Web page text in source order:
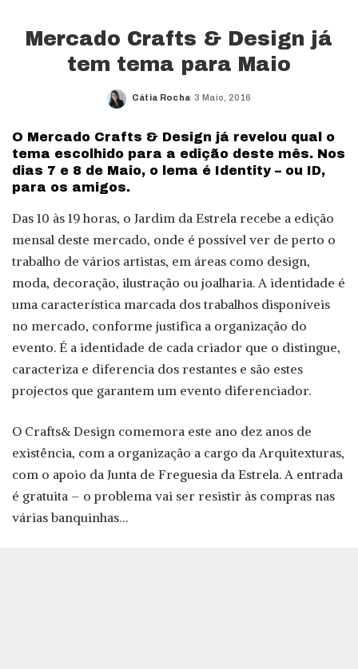
Mercado Crafts & Design já
tem tema para Maio
Posted
Cátia Rocha 3 Maio, 2016
O Mercado Crafts & Design já revelou qual o
tema escolhido para a edição deste mês. Nos
dias 7 e 8 de Maio, o lema é Identity – ou ID,
para os amigos.
Das 10 às 19 horas, o Jardim da Estrela recebe a edição
mensal deste mercado, onde é possível ver de perto o
trabalho de vários artistas, em áreas como design,
moda, decoração, ilustração ou joalharia. A identidade é
uma característica marcada dos trabalhos disponíveis
no mercado, conforme justifica a organização do
evento. É a identidade de cada criador que o distingue,
caracteriza e diferencia dos restantes e são estes
projectos que garantem um evento diferenciador.
O Crafts& Design comemora este ano dez anos de
existência, com a organização a cargo da Arquitexturas,
com o apoio da Junta de Freguesia da Estrela. A entrada
é gratuita – o problema vai ser resistir às compras nas
várias banquinhas…